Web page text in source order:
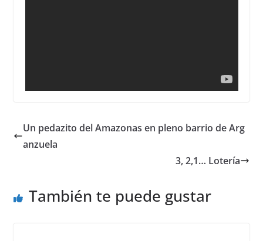
Un pedazito del Amazonas en pleno barrio de Arg
anzuela
3, 2,1… Lotería
También te puede gustar